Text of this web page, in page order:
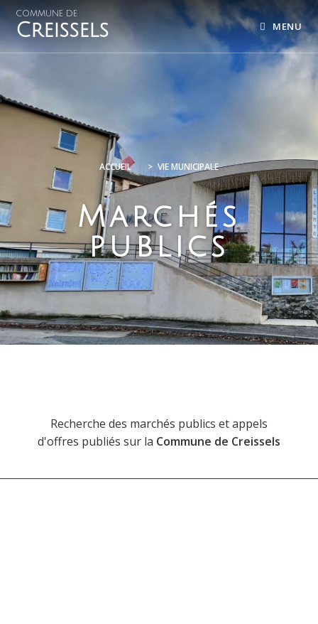
COMMUNE DE
Creissels MENU
ACCUEIL > VIE MUNICIPALE
Marchés
publics
Recherche des marchés publics et appels
d'offres publiés sur la Commune de Creissels